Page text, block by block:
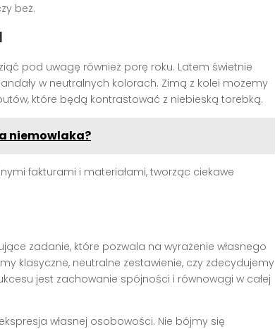
beż.
pod uwagę również porę roku. Latem świetnie
w neutralnych kolorach. Zimą z kolei możemy
które będą kontrastować z niebieską torebką.
niemowlaka?
fakturami i materiałami, tworząc ciekawe
zadanie, które pozwala na wyrażenie własnego
klasyczne, neutralne zestawienie, czy zdecydujemy
jest zachowanie spójności i równowagi w całej
własnej osobowości. Nie bójmy się